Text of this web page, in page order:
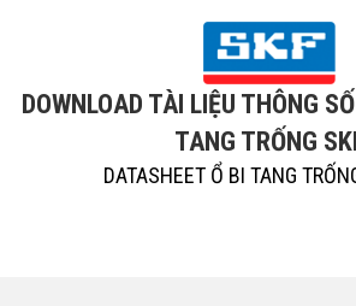
DOWNLOAD TÀI LIỆU THÔNG
TANG TRỐNG
DATASHEET Ổ BI TANG